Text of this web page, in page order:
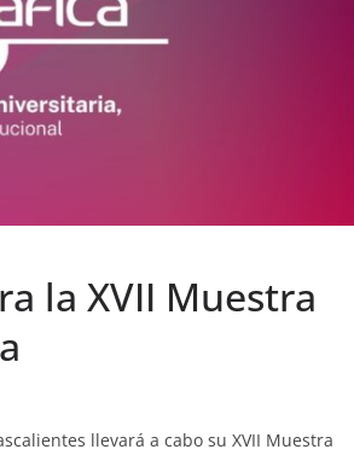
la XVII Muestra
llevará a cabo su XVII Muestra